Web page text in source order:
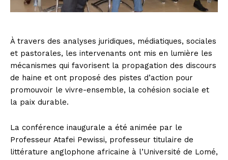
À travers des analyses juridiques, médiatiques, sociales
et pastorales, les intervenants ont mis en lumière les
mécanismes qui favorisent la propagation des discours
de haine et ont proposé des pistes d’action pour
promouvoir le vivre-ensemble, la cohésion sociale et
la paix durable.
La conférence inaugurale a été animée par le
Professeur Atafei Pewissi, professeur titulaire de
littérature anglophone africaine à l’Université de Lomé,